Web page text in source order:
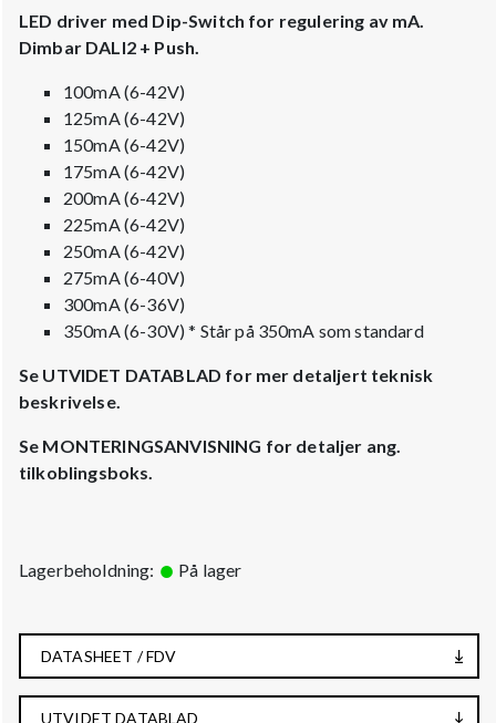
LED driver med Dip-Switch for regulering av mA.
Dimbar DALI2 + Push.
100mA (6-42V)
125mA (6-42V)
150mA (6-42V)
175mA (6-42V)
200mA (6-42V)
225mA (6-42V)
250mA (6-42V)
275mA (6-40V)
300mA (6-36V)
350mA (6-30V) * Står på 350mA som standard
Se UTVIDET DATABLAD for mer detaljert teknisk
beskrivelse.
Se MONTERINGSANVISNING for detaljer ang.
tilkoblingsboks.
Lagerbeholdning: På lager
DATASHEET / FDV
UTVIDET DATABLAD